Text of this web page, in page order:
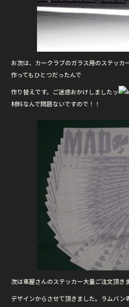
お次は、カークラブのガラス用のステッカ
作ってもひとつだったんで
作り替えです。ご迷惑おかけしましたッ
材料なんで問題ないですので！！
次は車屋さんのステッカー大量ご注文頂き
デザインからさせて頂きました。ラムバン